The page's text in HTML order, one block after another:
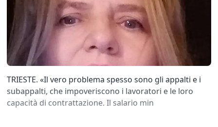
TRIESTE. «Il vero problema spesso sono gli appalti e i
subappalti, che impoveriscono i lavoratori e le loro
capacità di contrattazione. Il salario min